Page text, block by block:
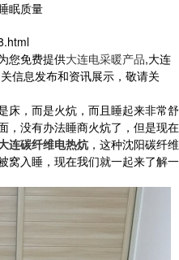
眠质量
您免费提供大连电采暖产品,大连
信息发布和资讯展示，敬请关
床，而是火炕，而且睡起来非常舒
，没有办法睡商火炕了，但是现在
连碳纤维电热炕 ，这种沈阳碳纤维
窝入睡，现在我们就一起来了解一